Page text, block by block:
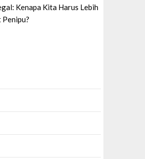
Kenapa Kita Harus Lebih